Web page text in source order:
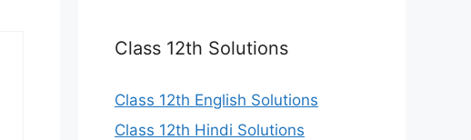
Class 12th Solutions
Class 12th English Solutions
Class 12th Hindi Solutions